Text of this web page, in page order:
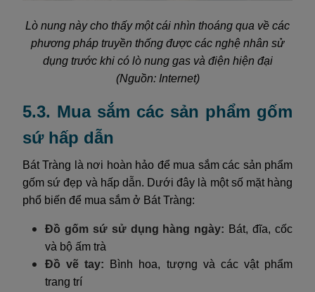
Lò nung này cho thấy một cái nhìn thoáng qua về các
phương pháp truyền thống được các nghệ nhân sử
dụng trước khi có lò nung gas và điện hiện đại
(Nguồn: Internet)
5.3. Mua sắm các sản phẩm gốm
sứ hấp dẫn
Bát Tràng là nơi hoàn hảo để mua sắm các sản phẩm
gốm sứ đẹp và hấp dẫn. Dưới đây là một số mặt hàng
phổ biến để mua sắm ở Bát Tràng:
Đồ gốm sứ sử dụng hàng ngày: Bát, đĩa, cốc
và bộ ấm trà
Đồ vẽ tay: Bình hoa, tượng và các vật phẩm
trang trí